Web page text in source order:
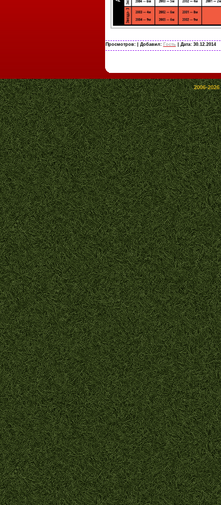
Просмотров: | Добавил: Гость | Дата: 30.12.2014
2006-